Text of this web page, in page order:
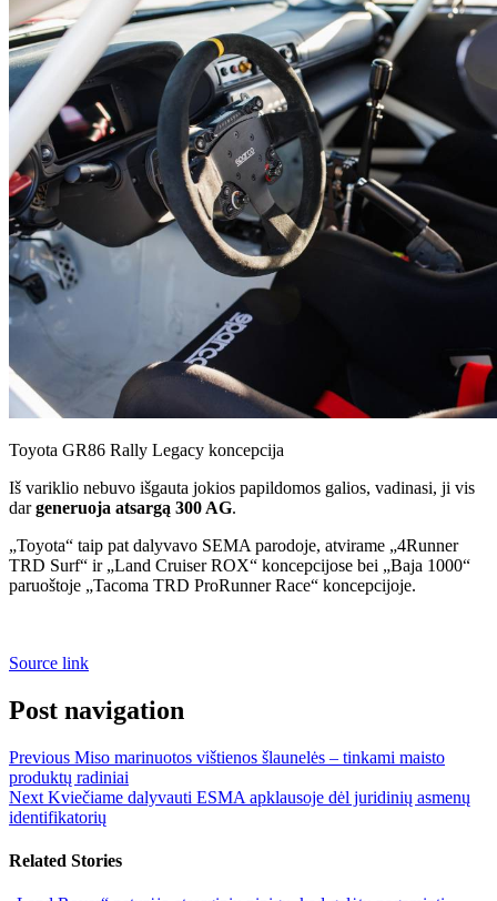
Toyota GR86 Rally Legacy koncepcija
Iš variklio nebuvo išgauta jokios papildomos galios, vadinasi, ji vis
dargeneruoja atsargą 300 AG.
„Toyota“ taip pat dalyvavo SEMA parodoje, atvirame „4Runner
TRD Surf“ ir „Land Cruiser ROX“ koncepcijose bei „Baja 1000“
paruoštoje „Tacoma TRD ProRunner Race“ koncepcijoje.
Source link
Post navigation
Previous Miso marinuotos vištienos šlaunelės – tinkami maisto
produktų radiniai
Next Kviečiame dalyvauti ESMA apklausoje dėl juridinių asmenų
identifikatorių
Related Stories